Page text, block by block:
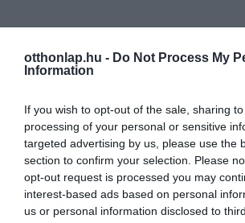
otthonlap.hu - Do Not Process My
Information
If you wish to opt-out of the sale, sharing
processing of your personal or sensitive
targeted advertising by us, please use the
section to confirm your selection. Please
opt-out request is processed you may
interest-based ads based on personal
us or personal information disclosed to